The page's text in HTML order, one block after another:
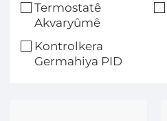
Termostatê
Akvaryûmê
Kontrolkera
Germahiya PID